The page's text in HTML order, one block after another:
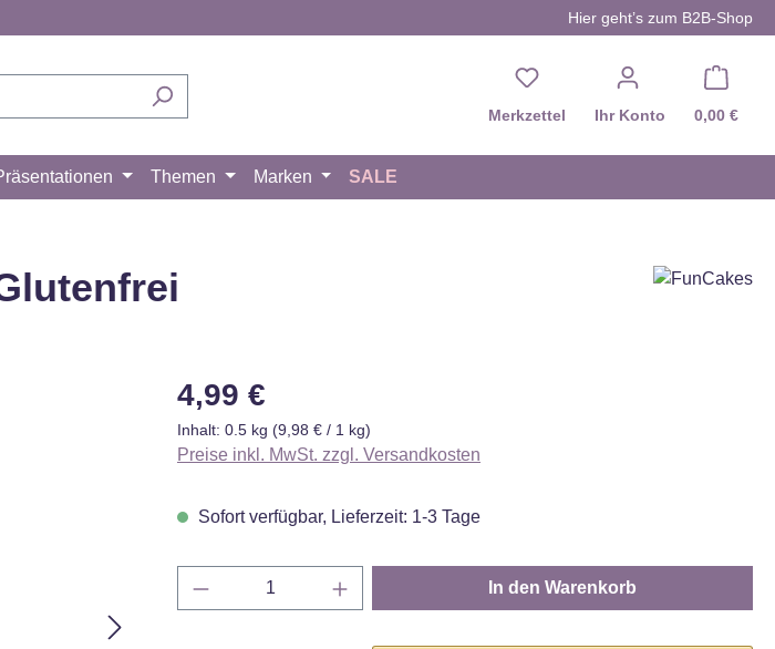
Hier geht’s zum B2B-Shop
Merkzettel Du hast 0 Produkte auf
Ihr Konto 0,00 €
Themen Marken SALE
Regulärer Preis:
4,99 €
Inhalt: 0.5 kg (9,98 € / 1 kg)
Preise inkl. MwSt. zzgl. Versandkosten
Sofort verfügbar, Lieferzeit: 1-3 Tage
Produkt Anzahl: Gib den gewünschten Wert ein
In den Warenkorb